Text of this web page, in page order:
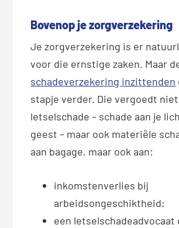
Bovenop je zorgverzekering
Je zorgverzekering is er
voor die ernstige zaken. Maar
schadeverzekering inzittenden
stapje verder. Die vergoedt
letselschade – schade aan je
geest – maar ook materiële
aan bagage, maar ook aan:
inkomstenverlies bij
arbeidsongeschiktheid;
een letselschadeadvocaat